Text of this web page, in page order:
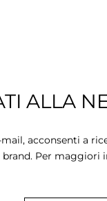
ALLA
acconsenti a
Per maggiori